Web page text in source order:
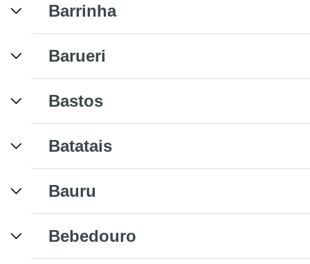
Barrinha
Barueri
Bastos
Batatais
Bauru
Bebedouro